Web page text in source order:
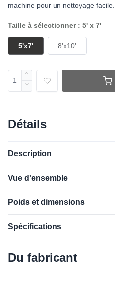
machine pour un nettoyage facile.
Taille à sélectionner : 5' x 7'
5'x7' 8'x10'
Détails
Description
Vue d'ensemble
Poids et dimensions
Spécifications
Du fabricant